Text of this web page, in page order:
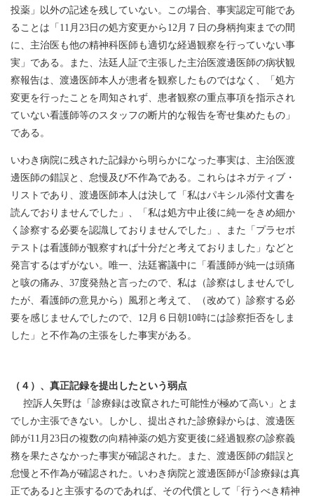
投薬」以外の記述を残していない。この場合、事実認定可能であ
ることは「11月23日の処方変更から12月７日の身柄拘束までの間
に、主治医も他の精神科医師も適切な経過観察を行っていない事
実」である。また、法廷人証で主張した主治医渡邊医師の病状観
察報告は、渡邊医師本人が患者を観察したものではなく、「処方
変更を行ったことを周知されず、患者観察の重点事項を指示され
ていない看護師等のスタッフの断片的な報告を寄せ集めたもの」
である。
いわき病院に残された記録から明らかになった事実は、主治医渡
邊医師の錯誤と、怠慢及び不作為である。これらはネガティブ・
リストであり、渡邊医師本人は決して「私はパキシル添付文書を
読んでおりませんでした」、「私は処方中止後に純一をきめ細か
く診察する必要を認識しておりませんでした」、また「プラセボ
テストは看護師が観察すれば十分だと考えておりました」などと
発言するはずがない。唯一、法廷審議中に「看護師が純一は頭痛
と咳の痛み、37度発熱と言ったので、私は（診察はしませんでし
たが、看護師の意見から）風邪と考えて、（改めて）診察する必
要を感じませんでしたので、12月６日朝10時には診察拒否をしま
した」と不作為の主張をした事実がある。
（４）、真正記録を提出したという弱点
控訴人矢野は「診療録は改竄された可能性が極めて高い」とま
でしか主張できない。しかし、提出された診療録からは、渡邊医
師が11月23日の複数の向精神薬の処方変更後に経過観察の診察義
務を果たさなかった事実が確認された。また、渡邊医師の錯誤と
怠慢と不作為が確認された。いわき病院と渡邊医師が｢診療録は真
正である｣と主張するのであれば、その代償として「行うべき精神